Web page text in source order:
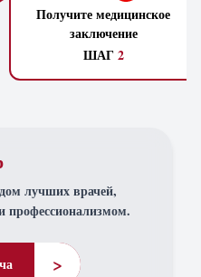
Получите медицинское
заключение
ШАГ2
лучших врачей,
профессионализмом.
>